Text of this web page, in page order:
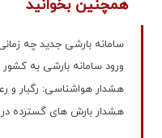
همچنین بخوانید
سامانه بارشی جدید چه
ورود سامانه بارشی به کشور
هشدار هواشناسی: رگبار و رعدوبرق در ۲۰ استان/
هشدار بارش های گسترده در